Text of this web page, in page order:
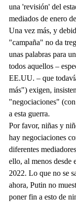
una 'revisión' del
mediados de enero
Una vez más, y
"campaña" no da
unas palabras para
todos aquellos –
EE.UU. – que
más") exigen,
"negociaciones"
a esta guerra.
Por favor, niñas y
hay negociaciones
diferentes
ello, al menos desde
2022. Lo que no se
ahora, Putin no
poner fin a esto de